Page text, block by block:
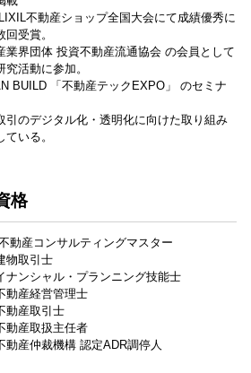
不動産ショップ全国大会にて成績優秀に
回受賞。
業界団体 投資不動産流通協会 の会員として
究活動に参加。
BUILD 「不動産テックEXPO」 のセミナ
引のデジタル化・透明化に向けた取り組み
ている。
格
動産コンサルティングマスター
物取引士
ナンシャル・プランニング技能士
動産経営管理士
動産取引士
動産取扱主任者
動産仲裁機構 認定ADR調停人